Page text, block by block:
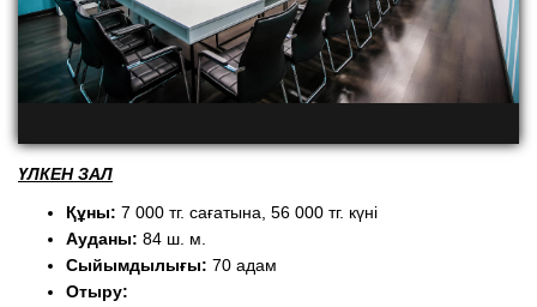
ҮЛКЕН ЗАЛ
Құны: 7 000 тг. сағатына, 56 000 тг. күні
Ауданы: 84 ш. м.
Сыйымдылығы: 70 адам
Отыру: